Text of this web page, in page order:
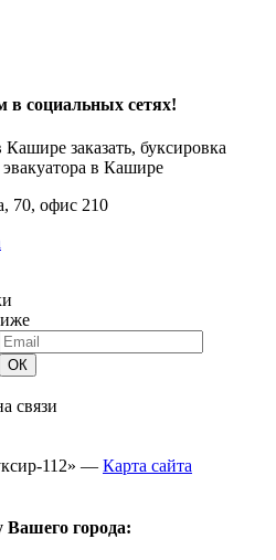
в социальных сетях!
заказать, буксировка
эвакуатора в Кашире
70, офис 210
связи
112» — Карта сайта
Вашего города: